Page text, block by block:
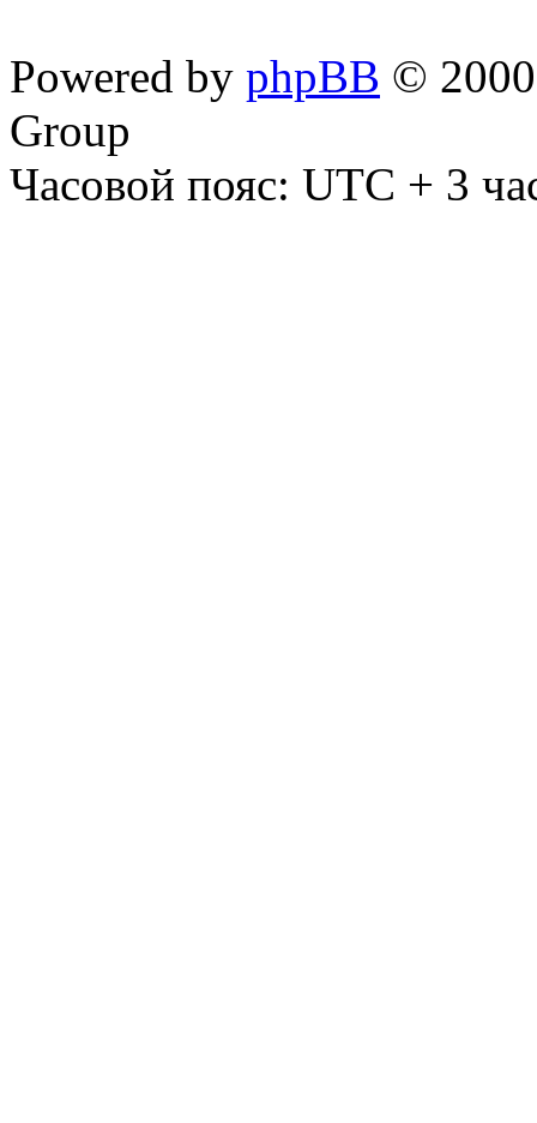
Powered by phpBB ©
Group
Часовой пояс: UTC + 3